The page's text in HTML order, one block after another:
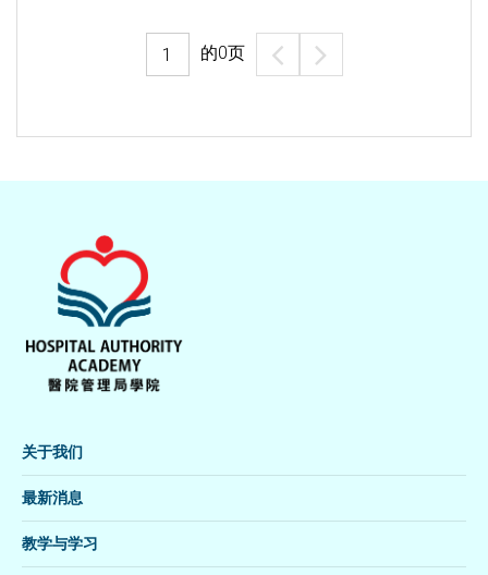
的0页
关于我们
最新消息
教学与学习